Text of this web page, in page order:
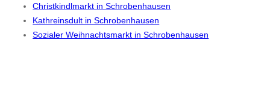
Christkindlmarkt in Schrobenhausen
Kathreinsdult in Schrobenhausen
Sozialer Weihnachtsmarkt in Schrobenhausen